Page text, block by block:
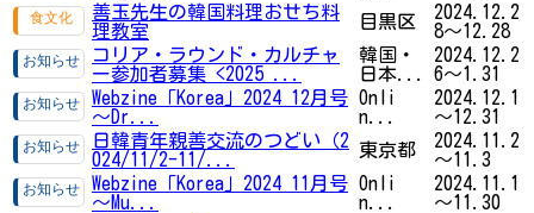
善玉先生の韓国料理おせち料
理教室
目黒区
2024.12.2
8～12.28
コリア・ラウンド・カルチャ
ー参加者募集 <2025 ...
韓国・
日本...
2024.12.2
6～1.31
Webzine「Korea」2024 12月号
～Dr...
Onli
n...
2024.12.1
～12.31
日韓青年親善交流のつどい（2
024/11/2-11/...
東京都
2024.11.2
～11.3
Webzine「Korea」2024 11月号
～Mu...
Onli
n...
2024.11.1
～11.30